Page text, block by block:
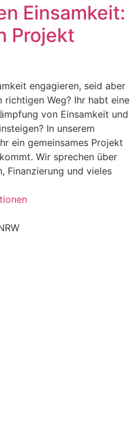
Einsamkeit:
Projekt
engagieren, seid aber
richtigen Weg? Ihr habt eine
von Einsamkeit und
In unserem
ein gemeinsames Projekt
Wir sprechen über
Finanzierung und vieles